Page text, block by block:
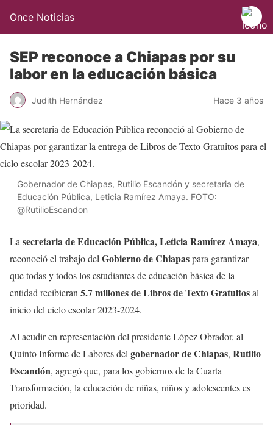
Once Noticias
SEP reconoce a Chiapas por su
labor en la educación básica
Judith Hernández Hace 3 años
Gobernador de Chiapas, Rutilio Escandón y secretaria de
Educación Pública, Leticia Ramírez Amaya. FOTO:
@RutilioEscandon
La secretaria de Educación Pública, Leticia Ramírez Amaya,
reconoció el trabajo del Gobierno de Chiapaspara garantizar
que todas y todos los estudiantes de educación básica de la
entidad recibieran 5.7 millones de Libros de Texto Gratuitosal
inicio del ciclo escolar 2023-2024.
Al acudir en representación del presidente López Obrador, al
Quinto Informe de Labores del gobernador de Chiapas, Rutilio
Escandón, agregó que, para los gobiernos de la Cuarta
Transformación, la educación de niñas, niños y adolescentes es
prioridad.